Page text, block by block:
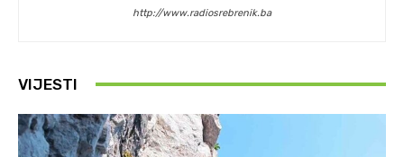
http://www.radiosrebrenik.ba
VIJESTI